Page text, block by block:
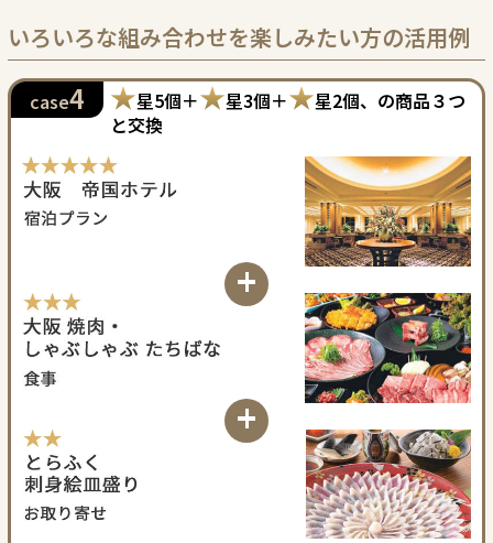
いろいろな組み合わせを楽しみたい方の活用例
case4 ★星5個＋★星3個＋★星2個、の商品３つ
と交換